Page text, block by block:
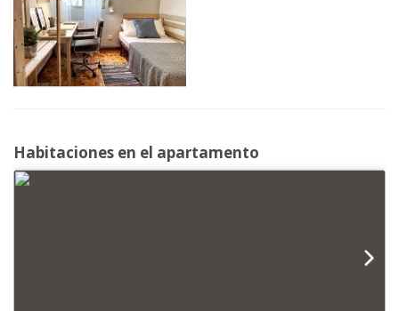
Habitaciones en el apartamento